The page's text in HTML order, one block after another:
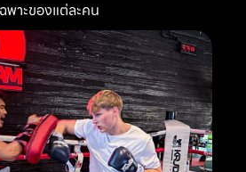
ฉพาะของแต่ละคน